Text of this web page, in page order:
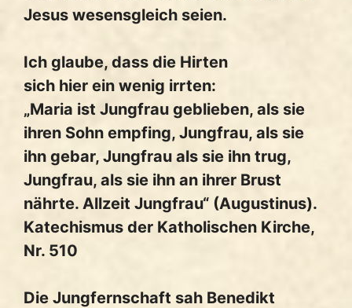
Jesus wesensgleich seien.
Ich glaube, dass die Hirten
sich hier ein wenig irrten:
„Maria ist Jungfrau geblieben, als sie
ihren Sohn empfing, Jungfrau, als sie
ihn gebar, Jungfrau als sie ihn trug,
Jungfrau, als sie ihn an ihrer Brust
nährte. Allzeit Jungfrau“ (Augustinus).
Katechismus der Katholischen Kirche,
Nr. 510
Die Jungfernschaft sah Benedikt